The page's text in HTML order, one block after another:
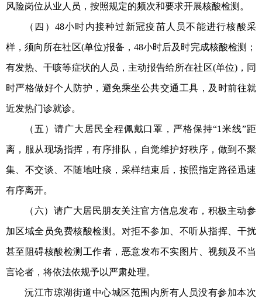
风险岗位从业人员，按照规定的频次和要求开展核酸检测。
（四）48小时内接种过新冠疫苗人员不能进行核酸采
样，须向所在社区(单位)报备，48小时后及时完成核酸检测；
有发热、干咳等症状的人员，主动报告给所在社区(单位)，同
时严格做好个人防护，避免乘坐公共交通工具，及时前往就
近发热门诊就诊。
（五）请广大居民全程佩戴口罩，严格保持“1米线”距
离，服从现场指挥，有序排队，自觉维护好秩序，做到不聚
集、不交谈、不随地吐痰，采样结束后，按照指定路径迅速
有序离开。
（六）请广大居民朋友关注官方信息发布，积极主动参
加区域全员免费核酸检测。对拒不参加、不听从指挥、干扰
甚至阻碍核酸检测工作者，恶意发布不实图片、视频及不当
言论者，将依法依规予以严肃处理。
沅江市琼湖街道中心城区范围内所有人员没有参加本次